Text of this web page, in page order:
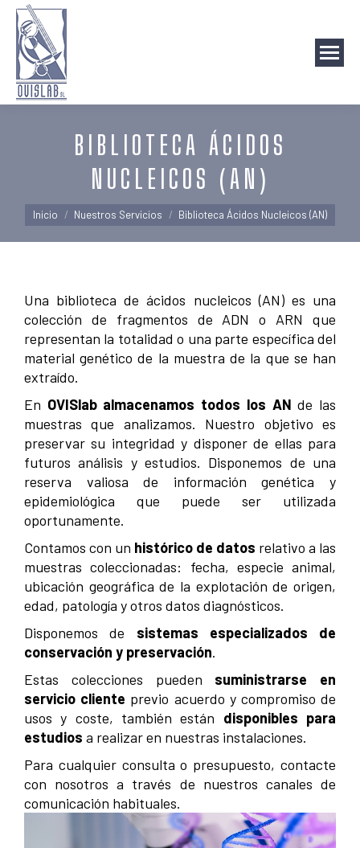
BIBLIOTECA ÁCIDOS
NUCLEICOS (AN)
Estás aquí:
Inicio Nuestros Servicios Biblioteca Ácidos Nucleicos (AN)
Una biblioteca de ácidos nucleicos (AN) es una
colección de fragmentos de ADN o ARN que
representan la totalidad o una parte específica del
material genético de la muestra de la que se han
extraído.
En OVISlab almacenamos todos los AN de las
muestras que analizamos. Nuestro objetivo es
preservar su integridad y disponer de ellas para
futuros análisis y estudios. Disponemos de una
reserva valiosa de información genética y
epidemiológica que puede ser utilizada
oportunamente.
Contamos con un histórico de datos relativo a las
muestras coleccionadas: fecha, especie animal,
ubicación geográfica de la explotación de origen,
edad, patología y otros datos diagnósticos.
Disponemos de sistemas
especializados de
conservación y preservación.
Estas colecciones pueden suministrarse en
servicio cliente previo acuerdo y compromiso de
usos y coste, también están disponibles para
estudios a realizar en nuestras instalaciones.
Para cualquier consulta o presupuesto, contacte
con nosotros a través de nuestros canales de
comunicación habituales.